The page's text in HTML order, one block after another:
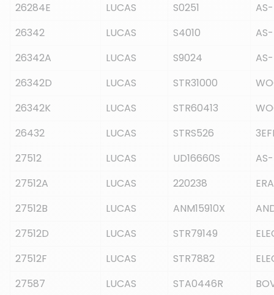
26284E
LUCAS S0251
26342
LUCAS S4010
26342A
LUCAS S9024
26342D
LUCAS STR31000
26342K
LUCAS STR60413
26432
LUCAS STRS526
27512
LUCAS UD16660S
27512A
LUCAS 220238
ERA
27512B
LUCAS ANM15910X
27512D
LUCAS STR79149
27512F
LUCAS STR7882
27587
LUCAS STA0446R